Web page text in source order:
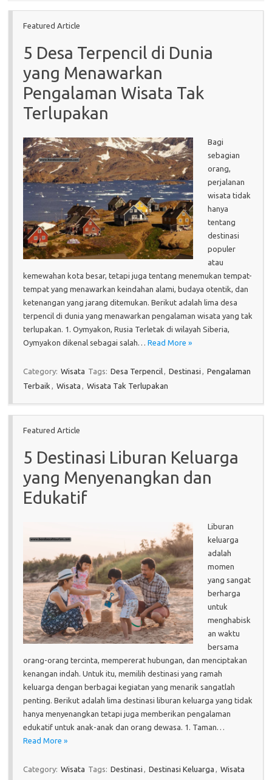
Featured Article
5 Desa Terpencil di Dunia
yang Menawarkan
Pengalaman Wisata Tak
Terlupakan
Bagi
sebagian
orang,
perjalanan
wisata tidak
hanya
tentang
destinasi
populer
atau
kemewahan kota besar, tetapi juga tentang menemukan tempat-
tempat yang menawarkan keindahan alami, budaya otentik, dan
ketenangan yang jarang ditemukan. Berikut adalah lima desa
terpencil di dunia yang menawarkan pengalaman wisata yang tak
terlupakan. 1. Oymyakon, Rusia Terletak di wilayah Siberia,
Oymyakon dikenal sebagai salah… Read More »
Category: Wisata Tags: Desa Terpencil, Destinasi , Pengalaman
Terbaik , Wisata , Wisata Tak Terlupakan
Featured Article
5 Destinasi Liburan Keluarga
yang Menyenangkan dan
Edukatif
Liburan
keluarga
adalah
momen
yang sangat
berharga
untuk
menghabisk
an waktu
bersama
orang-orang tercinta, mempererat hubungan, dan menciptakan
kenangan indah. Untuk itu, memilih destinasi yang ramah
keluarga dengan berbagai kegiatan yang menarik sangatlah
penting. Berikut adalah lima destinasi liburan keluarga yang tidak
hanya menyenangkan tetapi juga memberikan pengalaman
edukatif untuk anak-anak dan orang dewasa. 1. Taman…
Read More »
Category: Wisata Tags: Destinasi , Destinasi Keluarga , Wisata